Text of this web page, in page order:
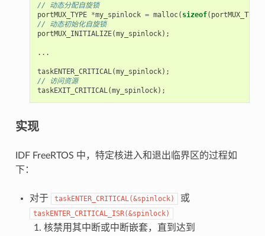
// 动态分配自旋锁
portMUX_TYPE *my_spinlock = malloc( sizeof( portMUX_TYPE
// 动态初始化自旋锁
portMUX_INITIALIZE(my_spinlock);
...
taskENTER_CRITICAL(my_spinlock);
// 访问资源
taskEXIT_CRITICAL(my_spinlock);
实现
IDF FreeRTOS 中，特定核进入和退出临界区的过程如
下：
对于 taskENTER_CRITICAL(&spinlock) 或
taskENTER_CRITICAL_ISR(&spinlock)
核禁用其中断或中断嵌套，直到达到